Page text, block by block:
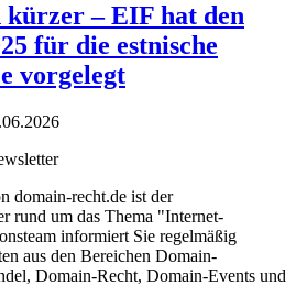
kürzer – EIF hat den
für die estnische
vorgelegt
domain-recht.de ist der
rund um das Thema "Internet-
informiert Sie regelmäßig
aus den Bereichen Domain-
Domain-Recht, Domain-Events und